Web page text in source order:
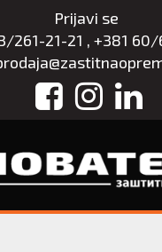
Prijavi se
261-21-21 , +381 60/
Facebook